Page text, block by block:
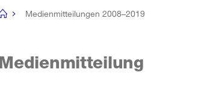
Medienmitteilungen 2008–2019